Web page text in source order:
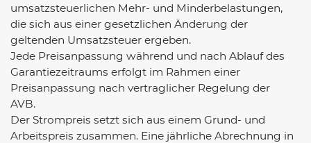
umsatzsteuerlichen Mehr- und Minderbelastungen,
die sich aus einer gesetzlichen Änderung der
geltenden Umsatzsteuer ergeben.
Jede Preisanpassung während und nach Ablauf des
Garantiezeitraums erfolgt im Rahmen einer
Preisanpassung nach vertraglicher Regelung der
AVB.
Der Strompreis setzt sich aus einem Grund- und
Arbeitspreis zusammen. Eine jährliche Abrechnung in